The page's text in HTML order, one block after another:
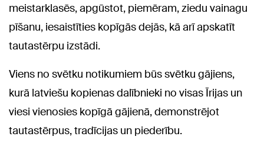
meistarklasēs, apgūstot, piemēram, ziedu vainagu
pīšanu, iesaistīties kopīgās dejās, kā arī apskatīt
tautastērpu izstādi.
Viens no svētku notikumiem būs svētku gājiens,
kurā latviešu kopienas dalībnieki no visas Īrijas un
viesi vienosies kopīgā gājienā, demonstrējot
tautastērpus, tradīcijas un piederību.